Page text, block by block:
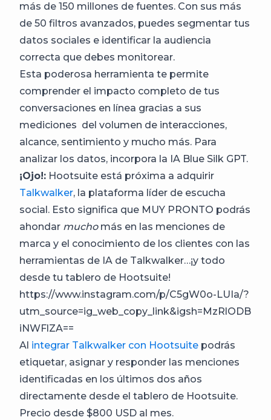
más de 150 millones de fuentes. Con sus más
de 50 filtros avanzados, puedes segmentar tus
datos sociales e identificar la audiencia
correcta que debes monitorear.
Esta poderosa herramienta te permite
comprender el impacto completo de tus
conversaciones en línea gracias a sus
mediciones del volumen de interacciones,
alcance, sentimiento y mucho más. Para
analizar los datos, incorpora la IA Blue Silk GPT.
¡Ojo!: Hootsuite está próxima a adquirir
Talkwalker, la plataforma líder de escucha
social. Esto significa que MUY PRONTO podrás
ahondar muchomás en las menciones de
marca y el conocimiento de los clientes con las
herramientas de IA de Talkwalker…¡y todo
desde tu tablero de Hootsuite!
https://www.instagram.com/p/C5gW0o-LUIa/?
utm_source=ig_web_copy_link&igsh=MzRlODB
iNWFlZA==
Al integrar Talkwalker con Hootsuite podrás
etiquetar, asignar y responder las menciones
identificadas en los últimos dos años
directamente desde el tablero de Hootsuite.
Precio desde $800 USD al mes.